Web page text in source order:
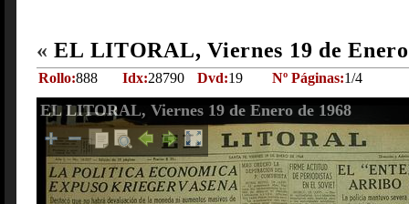
« EL LITORAL, Viernes 19 de
Rollo:888 Idx:28790 Dvd:19 Nº Páginas:1/4
EL LITORAL, Viernes 19 de Enero de 1968